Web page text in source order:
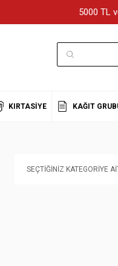
5000 TL
KIRTASIYE KAĞIT
SEÇTIĞINIZ KATEGORIYE